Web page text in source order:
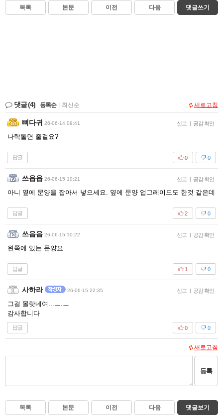
목록 본문 이전 다음 댓글쓰기
댓글(4) 등록순 최신순 새로고침
삐다귀 26-06-14 09:41 신고 | 공감 확인
나락돌면 줄걸요?
답글 0
0
쓰읍읍 26-06-15 10:21 신고 | 공감 확인
아니 옆에 문양을 잡아서 넣으세요. 옆에 문양 업그레이드도 한것 같은데
답글 0
2
쓰읍읍 26-06-15 10:22 신고 | 공감 확인
왼쪽에 있는 문양요
답글 0
1
사하라 26-06-15 22:35 신고 | 공감 확인
그걸 몰랏네여...ㅡ.ㅡ
감사합니다
답글 0
0
새로고침
등록
목록 본문 이전 다음 댓글보기